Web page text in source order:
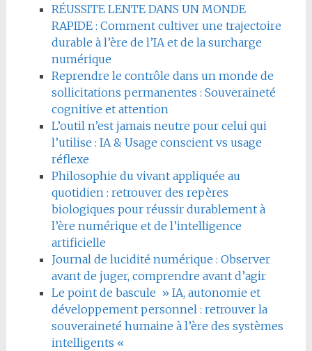
RÉUSSITE LENTE DANS UN MONDE
RAPIDE : Comment cultiver une trajectoire
durable à l’ère de l’IA et de la surcharge
numérique
Reprendre le contrôle dans un monde de
sollicitations permanentes : Souveraineté
cognitive et attention
L’outil n’est jamais neutre pour celui qui
l’utilise : IA & Usage conscient vs usage
réflexe
Philosophie du vivant appliquée au
quotidien : retrouver des repères
biologiques pour réussir durablement à
l’ère numérique et de l’intelligence
artificielle
Journal de lucidité numérique : Observer
avant de juger, comprendre avant d’agir
Le point de bascule » IA, autonomie et
développement personnel : retrouver la
souveraineté humaine à l’ère des systèmes
intelligents «